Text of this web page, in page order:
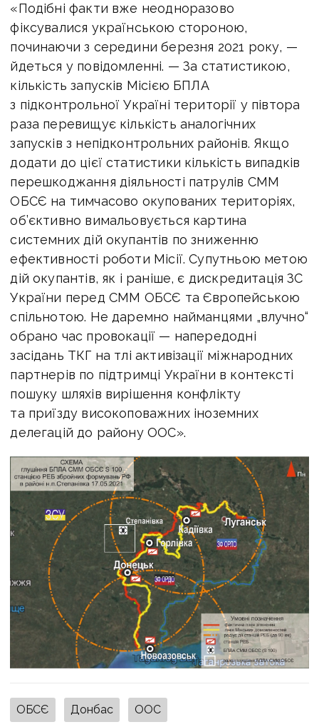
«Подібні факти вже неодноразово
фіксувалися українською стороною,
починаючи з середини березня 2021 року, —
йдеться у повідомленні. — За статистикою,
кількість запусків Місією БПЛА
з підконтрольної Україні території у півтора
раза перевищує кількість аналогічних
запусків з непідконтрольних районів. Якщо
додати до цієї статистики кількість випадків
перешкоджання діяльності патрулів СММ
ОБСЄ на тимчасово окупованих територіях,
об’єктивно вимальовується картина
системних дій окупантів по зниженню
ефективності роботи Місії. Супутньою метою
дій окупантів, як і раніше, є дискредитація ЗС
України перед СММ ОБСЄ та Європейською
спільнотою. Не даремно найманцями „влучно“
обрано час провокації — напередодні
засідань ТКГ на тлі активізації міжнародних
партнерів по підтримці України в контексті
пошуку шляхів вирішення конфлікту
та приїзду високоповажних іноземних
делегацій до району ООС».
ОБСЄ Донбас ООС